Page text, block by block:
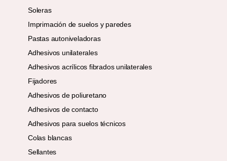
Soleras
Imprimación de suelos y paredes
Pastas autoniveladoras
Adhesivos unilaterales
Adhesivos acrílicos fibrados unilaterales
Fijadores
Adhesivos de poliuretano
Adhesivos de contacto
Adhesivos para suelos técnicos
Colas blancas
Sellantes